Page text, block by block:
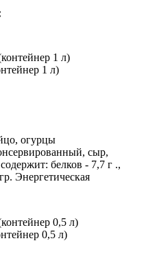
1 л)
огурцы
сыр,
белков - 7,7 г .,
Энергетическая
0,5 л)